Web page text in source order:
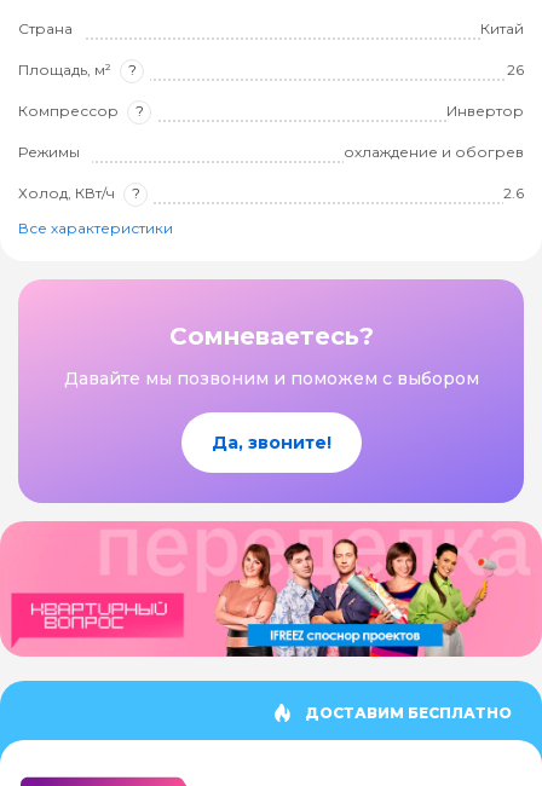
Страна Китай
Площадь, м² ? 26
Компрессор ? Инвертор
Режимы охлаждение и обогрев
Холод, КВт/ч ?
2.6
Все характеристики
Сомневаетесь?
Давайте мы позвоним и поможем с выбором
Да, звоните!
ДОСТАВИМ БЕСПЛАТНО